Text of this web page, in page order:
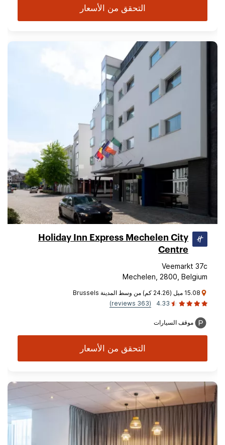
التحقق من الأسعار
Holiday Inn Express Mechelen City
Centre
Veemarkt 37c
Mechelen, 2800, Belgium
15.08 ميل (24.26 كم) من وسط المدينة Brussels
4.33
(363 reviews)
موقف السيارات
التحقق من الأسعار